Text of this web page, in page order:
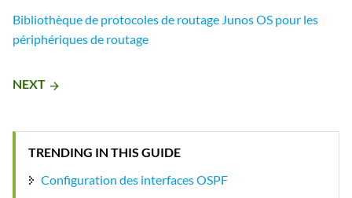
Bibliothèque de protocoles de routage Junos OS pour les
périphériques de routage
NEXT arrow_forward
TRENDING IN THIS GUIDE
Configuration des interfaces OSPF